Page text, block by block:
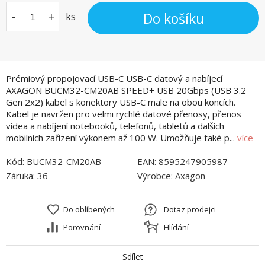
Prémiový propojovací USB-C USB-C datový a nabíjecí
AXAGON BUCM32-CM20AB SPEED+ USB 20Gbps (USB 3.2
Gen 2x2) kabel s konektory USB-C male na obou koncích.
Kabel je navržen pro velmi rychlé datové přenosy, přenos
videa a nabíjení notebooků, telefonů, tabletů a dalších
mobilních zařízení výkonem až 100 W. Umožňuje také p... více
- + ks Do košíku
Kód: BUCM32-CM20AB EAN: 8595247905987
Záruka: 36 Výrobce: Axagon
Do oblíbených
Porovnání
Dotaz prodejci
Hlídání
Sdílet